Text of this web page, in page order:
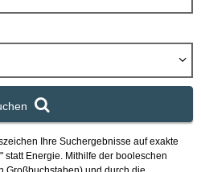
n
g
a
Ihre Suchergebnisse auf exakte
statt Energie. Mithilfe der booleschen